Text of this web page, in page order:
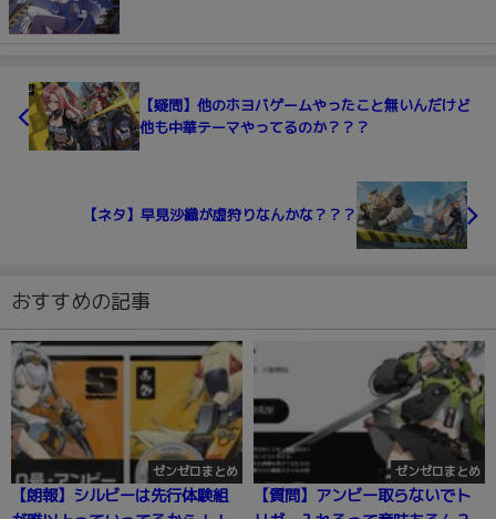
【疑問】他のホヨバゲームやったこと無いんだけど
他も中華テーマやってるのか？？？
【ネタ】早見沙織が虚狩りなんかな？？？
おすすめの記事
ゼンゼロまとめ
【朗報】シルビーは先行体験組
ゼンゼロまとめ
【質問】アンビー取らないでト